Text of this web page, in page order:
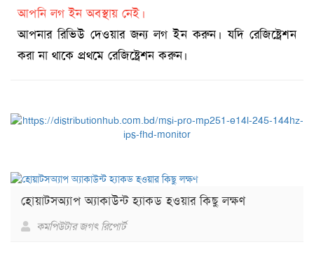
আপনি লগ ইন অবস্থায় নেই।
আপনার রিভিউ দেওয়ার জন্য লগ ইন করুন। যদি রেজিষ্ট্রেশন
করা না থাকে প্রথমে রেজিষ্ট্রেশন করুন।
হোয়াটসঅ্যাপ অ্যাকাউন্ট হ্যাকড হওয়ার কিছু লক্ষণ
কমপিউটার জগৎ রিপোর্ট